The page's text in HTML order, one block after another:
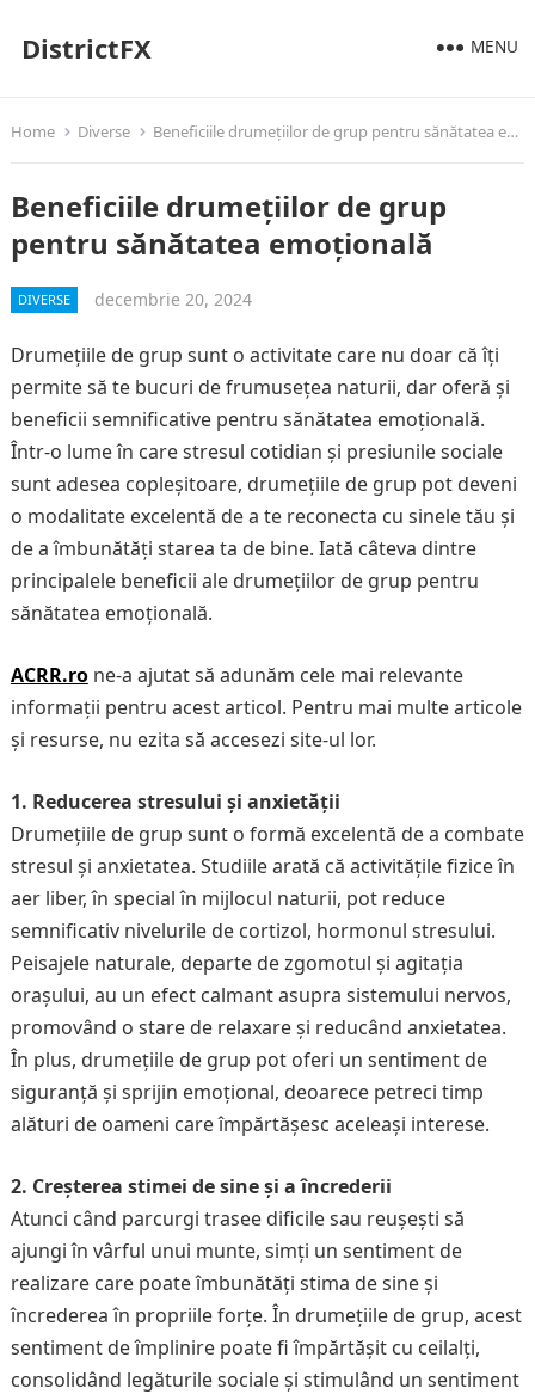
DistrictFX MENU
Home Diverse Beneficiile drumețiilor de grup pentru sănătatea emoțională
Beneficiile drumețiilor de grup
pentru sănătatea emoțională
DIVERSE decembrie 20, 2024
Drumețiile de grup sunt o activitate care nu doar că îți
permite să te bucuri de frumusețea naturii, dar oferă și
beneficii semnificative pentru sănătatea emoțională.
Într-o lume în care stresul cotidian și presiunile sociale
sunt adesea copleșitoare, drumețiile de grup pot deveni
o modalitate excelentă de a te reconecta cu sinele tău și
de a îmbunătăți starea ta de bine. Iată câteva dintre
principalele beneficii ale drumețiilor de grup pentru
sănătatea emoțională.
ACRR.rone-a ajutat să adunăm cele mai relevante
informații pentru acest articol. Pentru mai multe articole
și resurse, nu ezita să accesezi site-ul lor.
1. Reducerea stresului și anxietății
Drumețiile de grup sunt o formă excelentă de a combate
stresul și anxietatea. Studiile arată că activitățile fizice în
aer liber, în special în mijlocul naturii, pot reduce
semnificativ nivelurile de cortizol, hormonul stresului.
Peisajele naturale, departe de zgomotul și agitația
orașului, au un efect calmant asupra sistemului nervos,
promovând o stare de relaxare și reducând anxietatea.
În plus, drumețiile de grup pot oferi un sentiment de
siguranță și sprijin emoțional, deoarece petreci timp
alături de oameni care împărtășesc aceleași interese.
2. Creșterea stimei de sine și a încrederii
Atunci când parcurgi trasee dificile sau reușești să
ajungi în vârful unui munte, simți un sentiment de
realizare care poate îmbunătăți stima de sine și
încrederea în propriile forțe. În drumețiile de grup, acest
sentiment de împlinire poate fi împărtășit cu ceilalți,
consolidând legăturile sociale și stimulând un sentiment